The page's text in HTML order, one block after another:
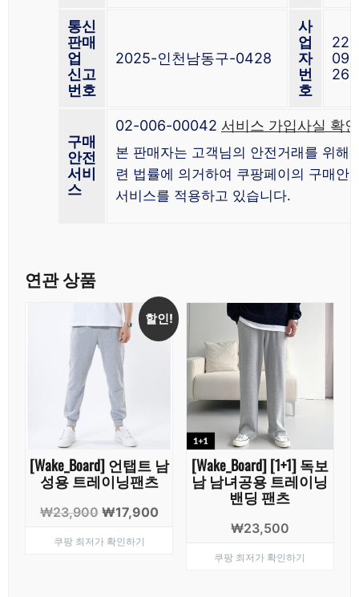
통신
판매
업
신고
번호
2025-인천남동구-0428
사
업
자
번
호
09-
구매
안전
서비
스
02-006-00042 서비스 가입사실 확
본 판매자는 고객님의 안전거래를 위해
련 법률에 의거하여 쿠팡페이의 구매안
서비스를 적용하고 있습니다.
연관 상품
할인!
[Wake_Board] 언탭트 남
성용 트레이닝팬츠
₩23,900 원
가
₩17,900현
쿠팡 최저가 확인하기
[Wake_Board] [1+1] 독보
남 남녀공용 트레이닝
밴딩 팬츠
₩23,500
쿠팡 최저가 확인하기